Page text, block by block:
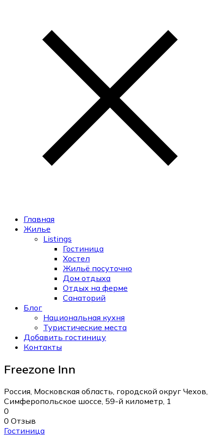
Главная
Жилье
Listings
Гостиница
Хостел
Жильё посуточно
Дом отдыха
Отдых на ферме
Санаторий
Блог
Национальная кухня
Туристические места
Добавить гостиницу
Контакты
Freezone Inn
Россия, Московская область, городской округ Чехов,
Симферопольское шоссе, 59-й километр, 1
0
0 Отзыв
Гостиница